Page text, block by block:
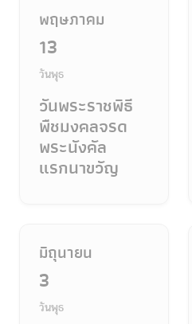
พฤษภาคม
13
วันพุธ
วันพระราชพิธี
พืชมงคลจรด
พระนังคัล
แรกนาขวัญ
มิถุนายน
3
วันพุธ